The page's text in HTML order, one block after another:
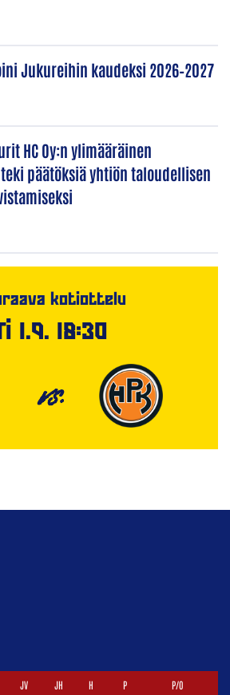
Jukureihin kaudeksi 2026–2027
HC Oy:n ylimääräinen
päätöksiä yhtiön taloudellisen
kotiottelu
1.9. 18:30
VS.
JV JH H P P/O